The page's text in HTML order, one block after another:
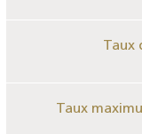
Taux
Taux